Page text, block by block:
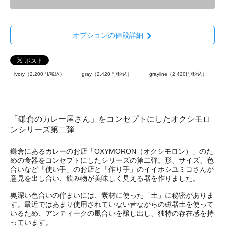
オプションの値段詳細
ivory（2,200円/税込） gray（2,420円/税込） grayline（2,420円/税込）
「鎌倉のカレー屋さん」をコンセプトにしたオクシモロ
ンシリーズ第二弾
鎌倉にあるカレーのお店「OXYMORON（オクシモロン）」のた
めの食器をコンセプトにしたシリーズの第二弾。形、サイズ、色
合いなど「使い手」のお店と「作り手」のイイホシユミコさんが
意見を出し合い、飲み物が美味しく見える器を作りました。
奥深い色合いの佇まいには、素材に使った「土」に秘密がありま
す。最近ではあまり使用されていない昔ながらの磁器土を使って
いるため、アンティークの風合いを醸し出し、独特の存在感を持
っています。